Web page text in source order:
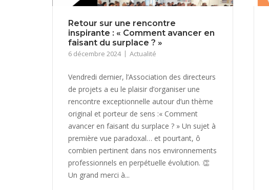
Retour sur une rencontre
inspirante : « Comment avancer en
faisant du surplace ? »
6 décembre 2024 Actualité
Vendredi dernier, l’Association des directeurs
de projets a eu le plaisir d’organiser une
rencontre exceptionnelle autour d’un thème
original et porteur de sens :« Comment
avancer en faisant du surplace ? » Un sujet à
première vue paradoxal… et pourtant, ô
combien pertinent dans nos environnements
professionnels en perpétuelle évolution. 👏
Un grand merci à...